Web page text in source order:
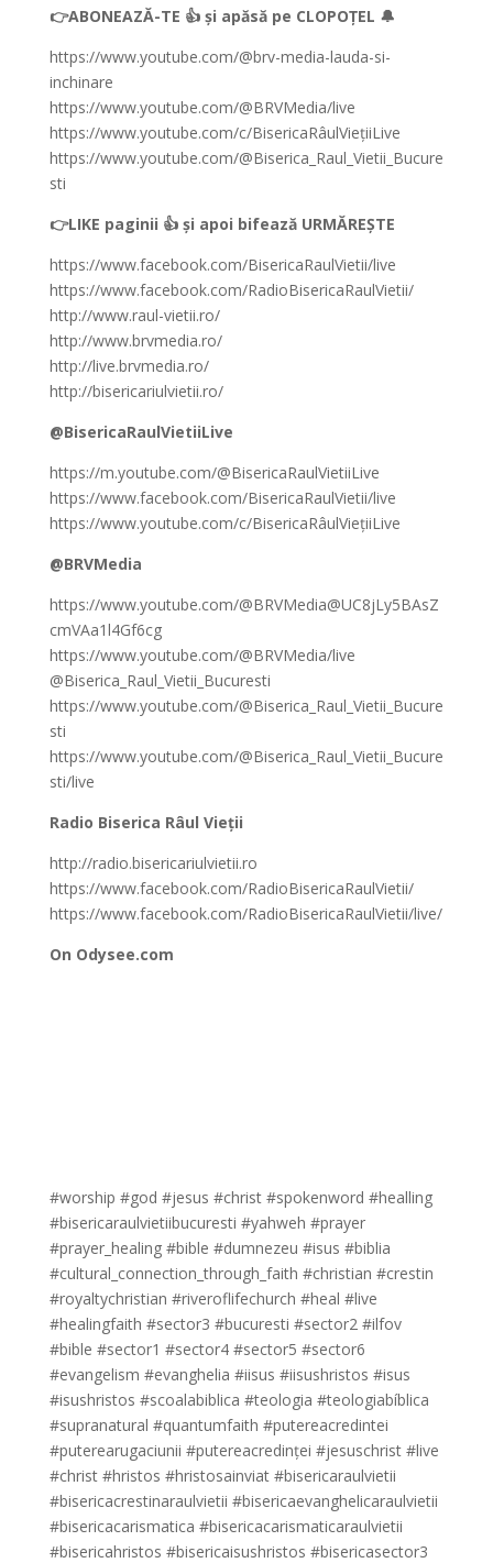
👉ABONEAZĂ-TE 👍 și apăsă pe CLOPOȚEL 🔔
https://www.youtube.com/@brv-media-lauda-si-
inchinare
https://www.youtube.com/@BRVMedia/live
https://www.youtube.com/c/BisericaRâulViețiiLive
https://www.youtube.com/@Biserica_Raul_Vietii_Bucure
sti
👉LIKE paginii 👍 și apoi bifează URMĂREȘTE
https://www.facebook.com/BisericaRaulVietii/live
https://www.facebook.com/RadioBisericaRaulVietii/
http://www.raul-vietii.ro/
http://www.brvmedia.ro/
http://live.brvmedia.ro/
http://bisericariulvietii.ro/
@BisericaRaulVietiiLive
https://m.youtube.com/@BisericaRaulVietiiLive
https://www.facebook.com/BisericaRaulVietii/live
https://www.youtube.com/c/BisericaRâulViețiiLive
@BRVMedia
https://www.youtube.com/@BRVMedia@UC8jLy5BAsZ
cmVAa1l4Gf6cg
https://www.youtube.com/@BRVMedia/live
@Biserica_Raul_Vietii_Bucuresti
https://www.youtube.com/@Biserica_Raul_Vietii_Bucure
sti
https://www.youtube.com/@Biserica_Raul_Vietii_Bucure
sti/live
Radio Biserica Râul Vieții
http://radio.bisericariulvietii.ro
https://www.facebook.com/RadioBisericaRaulVietii/
https://www.facebook.com/RadioBisericaRaulVietii/live/
On Odysee.com
#worship #god #jesus #christ #spokenword #healling
#bisericaraulvietiibucuresti #yahweh #prayer
#prayer_healing #bible #dumnezeu #isus #biblia
#cultural_connection_through_faith #christian #crestin
#royaltychristian #riveroflifechurch #heal #live
#healingfaith #sector3 #bucuresti #sector2 #ilfov
#bible #sector1 #sector4 #sector5 #sector6
#evangelism #evanghelia #iisus #iisushristos #isus
#isushristos #scoalabiblica #teologia #teologiabíblica
#supranatural #quantumfaith #putereacredintei
#puterearugaciunii #putereacredinței #jesuschrist #live
#christ #hristos #hristosainviat #bisericaraulvietii
#bisericacrestinaraulvietii #bisericaevanghelicaraulvietii
#bisericacarismatica #bisericacarismaticaraulvietii
#bisericahristos #bisericaisushristos #bisericasector3